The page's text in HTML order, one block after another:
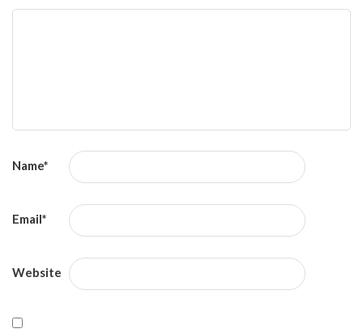
Name*
Email*
Website